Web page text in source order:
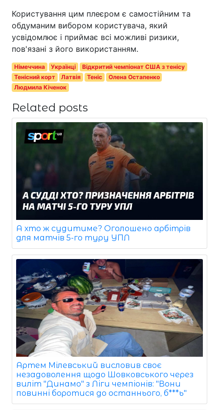
Користування цим плеєром є самостійним та
обдуманим вибором користувача, який
усвідомлює і приймає всі можливі ризики,
пов'язані з його використанням.
Німеччина Українці
Відкритий чемпіонат США з тенісу
Тенісний корт
Латвія Теніс
Олена Остапенко
Людмила Кіченок
Related posts
А хто ж судитиме? Оголошено арбітрів
для матчів 5-го туру УПЛ
Артем Мілевський висловив своє
незадоволення щодо Шовковського через
виліт "Динамо" з Ліги чемпіонів: "Вони
повинні боротися до останнього, б***ь"